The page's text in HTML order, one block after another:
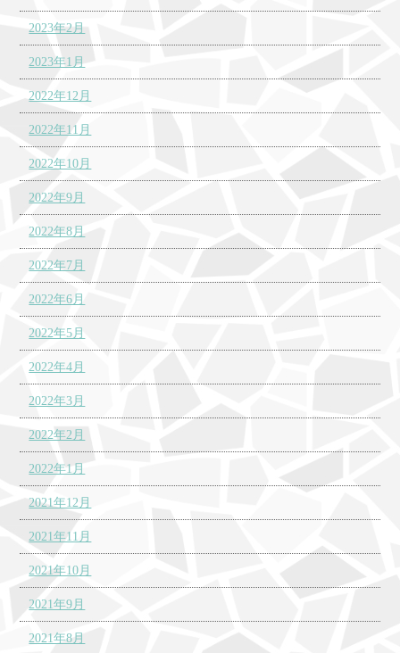
2023年2月
2023年1月
2022年12月
2022年11月
2022年10月
2022年9月
2022年8月
2022年7月
2022年6月
2022年5月
2022年4月
2022年3月
2022年2月
2022年1月
2021年12月
2021年11月
2021年10月
2021年9月
2021年8月